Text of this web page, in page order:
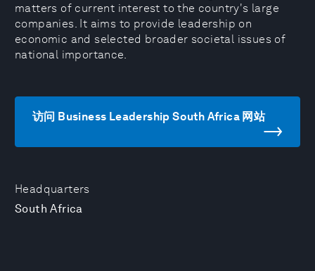
Headquarters
South Africa
matters of current interest to the country's large
companies. It aims to provide leadership on
economic and selected broader societal issues of
national importance.
访问 Business Leadership South Africa 网站